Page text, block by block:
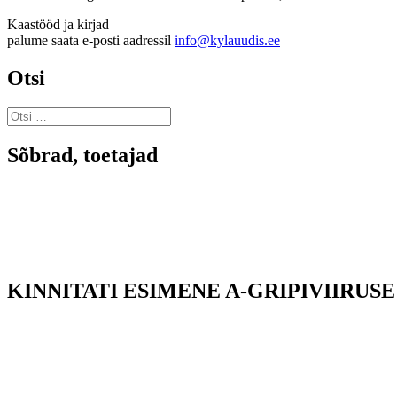
Kaastööd ja kirjad
palume saata e-posti aadressil info@kylauudis.ee
Otsi
Otsi:
Sõbrad, toetajad
KINNITATI ESIMENE A-